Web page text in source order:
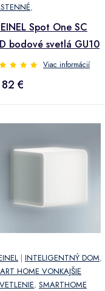
,
Spot One SC
bodové svetlá GU10
Viac informácií
82 €
| INTELIGENTNÝ DOM,
HOME VONKAJŠIE
, SMARTHOME